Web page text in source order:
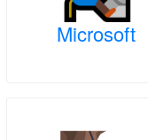
Microsoft